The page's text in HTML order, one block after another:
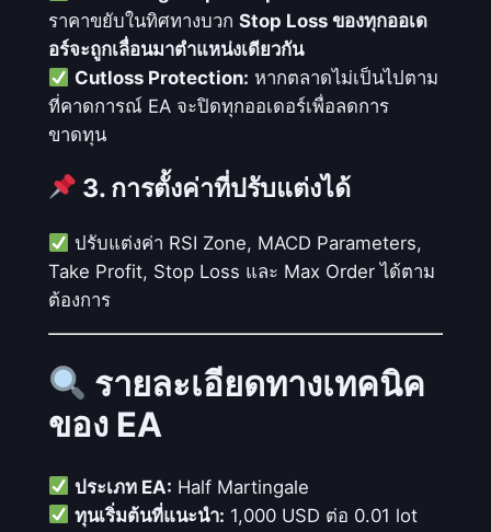
ราคาขยับในทิศทางบวก Stop Loss ของทุกออเด
อร์จะถูกเลื่อนมาตำแหน่งเดียวกัน
Cutloss Protection: หากตลาดไม่เป็นไปตาม
ที่คาดการณ์ EA จะปิดทุกออเดอร์เพื่อลดการ
ขาดทุน
3. การตั้งค่าที่ปรับแต่งได้
ปรับแต่งค่า RSI Zone, MACD Parameters,
Take Profit, Stop Loss และ Max Order ได้ตาม
ต้องการ
รายละเอียดทางเทคนิค
ของ EA
ประเภท EA: Half Martingale
ทุนเริ่มต้นที่แนะนำ: 1,000 USD ต่อ 0.01 lot